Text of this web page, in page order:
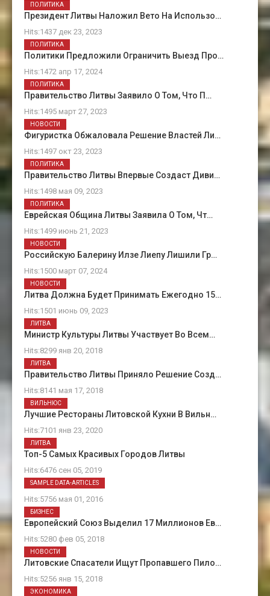
Президент Литвы Наложил Вето На Использо…
Hits:1437 дек 23, 2023
ПОЛИТИКА
Политики Предложили Ограничить Выезд Про…
Hits:1472 апр 17, 2024
ПОЛИТИКА
Правительство Литвы Заявило О Том, Что П…
Hits:1495 март 27, 2023
ПОЛИТИКА
Фигуристка Обжаловала Решение Властей Ли…
Hits:1497 окт 23, 2023
НОВОСТИ
Правительство Литвы Впервые Создаст Диви…
Hits:1498 мая 09, 2023
ПОЛИТИКА
Еврейская Община Литвы Заявила О Том, Чт…
Hits:1499 июнь 21, 2023
ПОЛИТИКА
Российскую Балерину Илзе Лиепу Лишили Гр…
Hits:1500 март 07, 2024
НОВОСТИ
Литва Должна Будет Принимать Ежегодно 15…
Hits:1501 июнь 09, 2023
НОВОСТИ
Министр Культуры Литвы Участвует Во Всем…
Hits:8299 янв 20, 2018
ЛИТВА
Правительство Литвы Приняло Решение Созд…
Hits:8141 мая 17, 2018
ЛИТВА
Лучшие Рестораны Литовской Кухни В Вильн…
Hits:7101 янв 23, 2020
ВИЛЬНЮС
Топ-5 Самых Красивых Городов Литвы
Hits:6476 сен 05, 2019
ЛИТВА
О Нас
Hits:5756 мая 01, 2016
SAMPLE DATA-ARTICLES
Европейский Союз Выделил 17 Миллионов Ев…
Hits:5280 фев 05, 2018
БИЗНЕС
Литовские Спасатели Ищут Пропавшего Пило…
Hits:5256 янв 15, 2018
НОВОСТИ
ЭКОНОМИКА